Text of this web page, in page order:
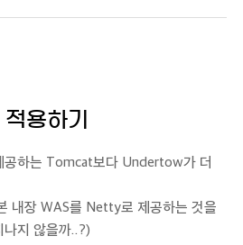
용하기
공하는 Tomcat보다 Undertow가 더
내장 WAS를 Netty로 제공하는 것을
지 않을까..?)